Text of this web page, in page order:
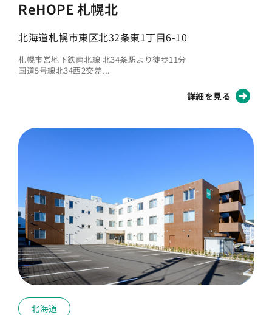
ReHOPE 札幌北
北海道札幌市東区北32条東1丁目6-10
札幌市営地下鉄南北線 北34条駅より徒歩11分
国道5号線北34西2交差...
詳細を見る
北海道